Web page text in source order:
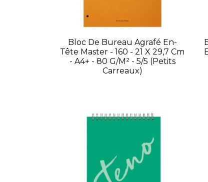
Bloc De Bureau Agrafé En-
Tête Master - 160 - 21 X 29,7 Cm
- A4+ - 80 G/m² - 5/5 (petits
Carreaux)